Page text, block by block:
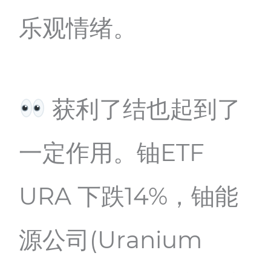
乐观情绪。
获利了结也起到了
一定作用。铀ETF
URA 下跌14%，铀能
源公司(Uranium